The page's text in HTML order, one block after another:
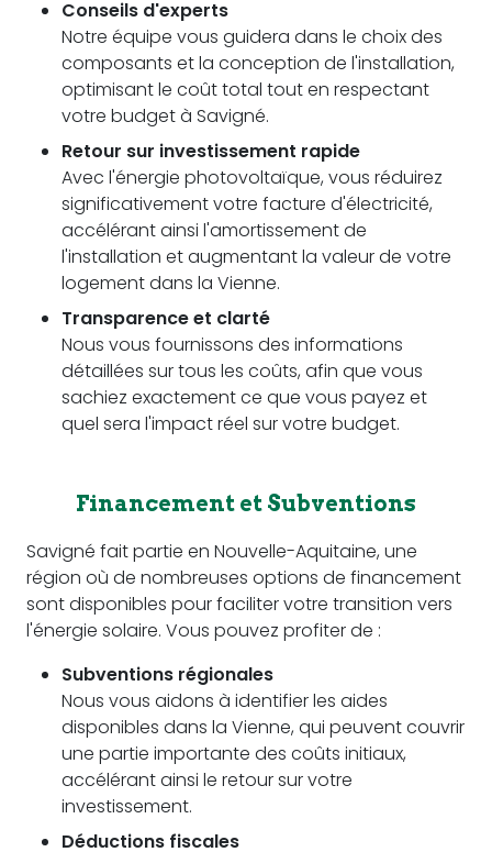
Conseils d'experts
Notre équipe vous guidera dans le choix des
composants et la conception de l'installation,
optimisant le coût total tout en respectant
votre budget à Savigné.
Retour sur investissement rapide
Avec l'énergie photovoltaïque, vous réduirez
significativement votre facture d'électricité,
accélérant ainsi l'amortissement de
l'installation et augmentant la valeur de votre
logement dans la Vienne.
Transparence et clarté
Nous vous fournissons des informations
détaillées sur tous les coûts, afin que vous
sachiez exactement ce que vous payez et
quel sera l'impact réel sur votre budget.
Financement et Subventions
Savigné fait partie en Nouvelle-Aquitaine, une
région où de nombreuses options de financement
sont disponibles pour faciliter votre transition vers
l'énergie solaire. Vous pouvez profiter de :
Subventions régionales
Nous vous aidons à identifier les aides
disponibles dans la Vienne, qui peuvent couvrir
une partie importante des coûts initiaux,
accélérant ainsi le retour sur votre
investissement.
Déductions fiscales